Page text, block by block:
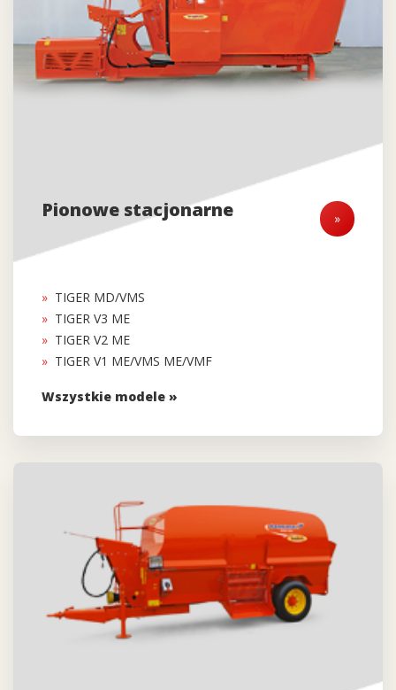
»
Pionowe stacjonarne
TIGER MD/VMS
TIGER V3 ME
TIGER V2 ME
TIGER V1 ME/VMS ME/VMF
Wszystkie modele »